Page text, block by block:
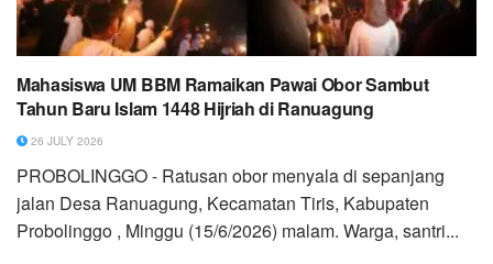
Mahasiswa UM BBM Ramaikan Pawai Obor Sambut
Tahun Baru Islam 1448 Hijriah di Ranuagung
26 JULY 2026
PROBOLINGGO - Ratusan obor menyala di sepanjang
jalan Desa Ranuagung, Kecamatan Tiris, Kabupaten
Probolinggo , Minggu (15/6/2026) malam. Warga, santri...